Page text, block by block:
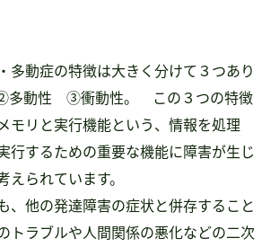
動症の特徴は大きく分けて３つあり
動性 ➂衝動性。 この３つの特徴
モリと実行機能という、情報を処理
行するための重要な機能に障害が生じ
られています。
、他の発達障害の症状と併存すること
トラブルや人間関係の悪化などの二次